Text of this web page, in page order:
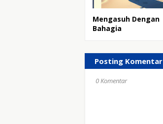
Mengasuh Dengan
Bahagia
Posting Komentar
0 Komentar